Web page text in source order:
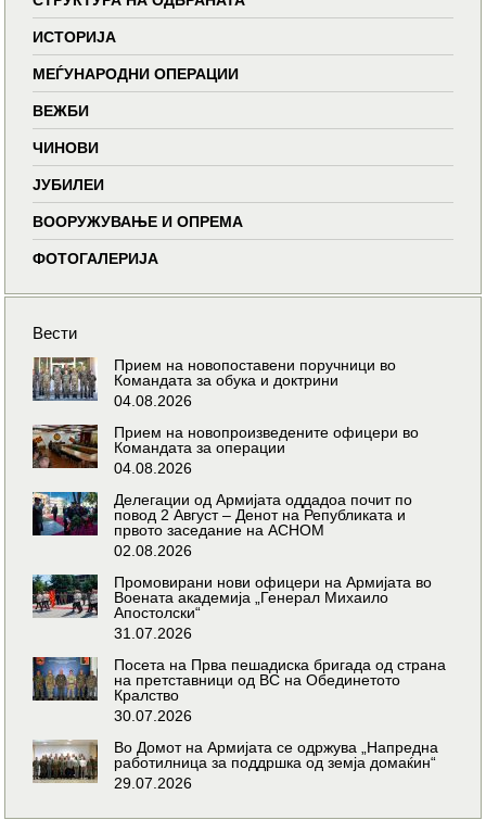
ИСТОРИЈА
МЕЃУНАРОДНИ ОПЕРАЦИИ
ВЕЖБИ
ЧИНОВИ
ЈУБИЛЕИ
ВООРУЖУВАЊЕ И ОПРЕМА
ФОТОГАЛЕРИЈА
Вести
Прием на новопоставени поручници во
Командата за обука и доктрини
04.08.2026
Прием на новопроизведените офицери во
Командата за операции
04.08.2026
Делегации од Армијата оддадоа почит по
повод 2 Август – Денот на Републиката и
првото заседание на АСНОМ
02.08.2026
Промовирани нови офицери на Армијата во
Воената академија „Генерал Михаило
Апостолски“
31.07.2026
Посета на Прва пешадиска бригада од страна
на претставници од ВС на Обединетото
Кралство
30.07.2026
Во Домот на Армијата се одржува „Напредна
работилница за поддршка од земја домаќин“
29.07.2026